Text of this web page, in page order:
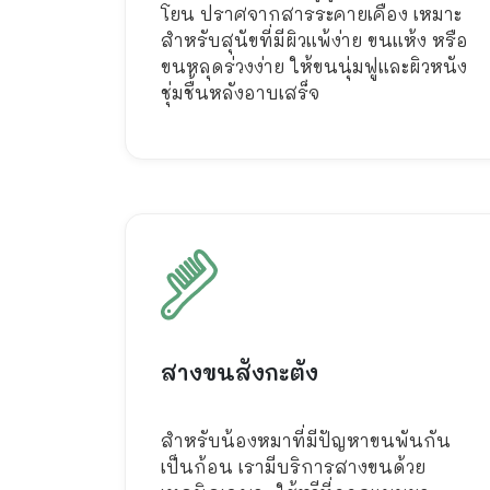
โยน ปราศจากสารระคายเคือง เหมาะ
สำหรับสุนัขที่มีผิวแพ้ง่าย ขนแห้ง หรือ
ขนหลุดร่วงง่าย ให้ขนนุ่มฟูและผิวหนัง
ชุ่มชื้นหลังอาบเสร็จ
สางขนสังกะตัง
สำหรับน้องหมาที่มีปัญหาขนพันกัน
เป็นก้อน เรามีบริการสางขนด้วย